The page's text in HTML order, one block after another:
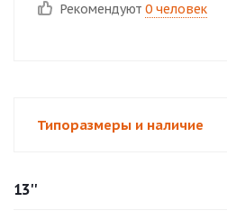
Рекомендуют 0 человек
Типоразмеры и наличие
13''